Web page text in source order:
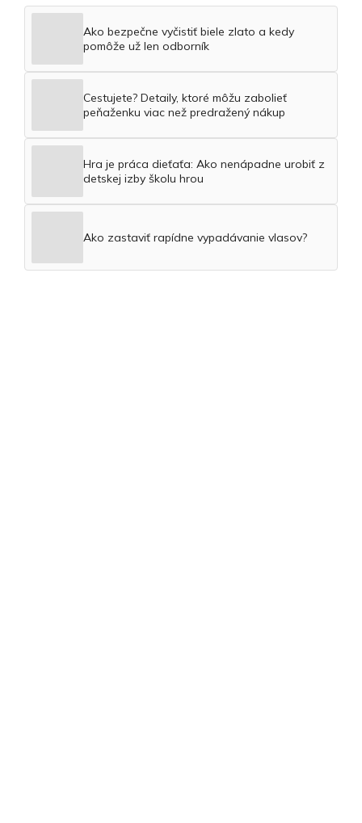
Ako bezpečne vyčistiť biele zlato a kedy
pomôže už len odborník
Cestujete? Detaily, ktoré môžu zabolieť
peňaženku viac než predražený nákup
Hra je práca dieťaťa: Ako nenápadne urobiť z
detskej izby školu hrou
Ako zastaviť rapídne vypadávanie vlasov?